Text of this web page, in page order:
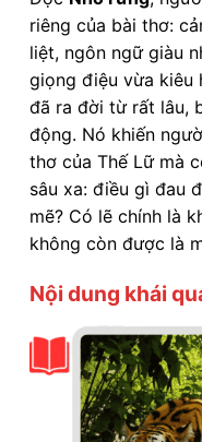
riêng của bài thơ:
liệt, ngôn ngữ giàu
giọng điệu vừa kiêu
đã ra đời từ rất lâu,
động. Nó khiến
thơ của Thế Lữ mà
sâu xa: điều gì đau
mẽ? Có lẽ chính là
không còn được là
Nội dung khái